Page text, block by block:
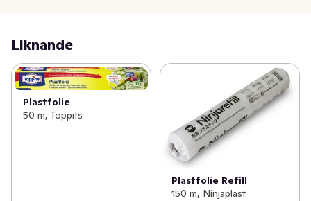
Liknande
Plastfolie
50 m, Toppits
Plastfolie Refill
150 m, Ninjaplast